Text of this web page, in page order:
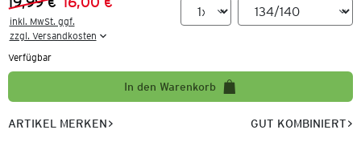
Vorheriger Preis:
Neuer Preis:
inkl. MwSt. ggf.
zzgl. Versandkosten
Verfügbar
In den Warenkorb
ARTIKEL MERKEN GUT KOMBINIERT